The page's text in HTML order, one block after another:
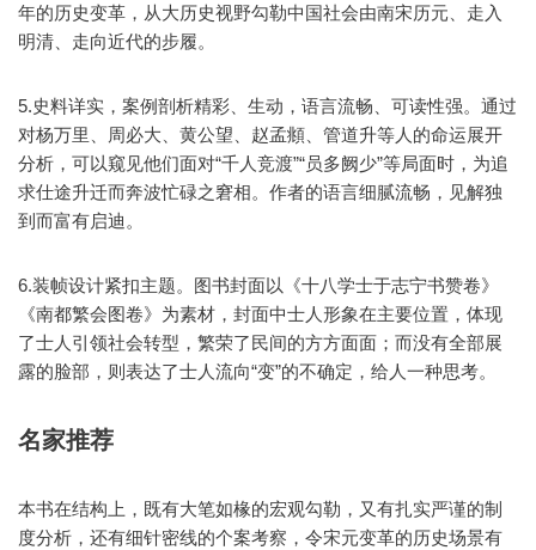
年的历史变革，从大历史视野勾勒中国社会由南宋历元、走入
明清、走向近代的步履。
5.史料详实，案例剖析精彩、生动，语言流畅、可读性强。通过
对杨万里、周必大、黄公望、赵孟頫、管道升等人的命运展开
分析，可以窥见他们面对“千人竞渡”“员多阙少”等局面时，为追
求仕途升迁而奔波忙碌之窘相。作者的语言细腻流畅，见解独
到而富有启迪。
6.装帧设计紧扣主题。图书封面以《十八学士于志宁书赞卷》
《南都繁会图卷》为素材，封面中士人形象在主要位置，体现
了士人引领社会转型，繁荣了民间的方方面面；而没有全部展
露的脸部，则表达了士人流向“变”的不确定，给人一种思考。
名家推荐
本书在结构上，既有大笔如椽的宏观勾勒，又有扎实严谨的制
度分析，还有细针密线的个案考察，令宋元变革的历史场景有